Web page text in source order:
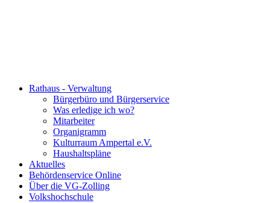
Rathaus - Verwaltung
Bürgerbüro und Bürgerservice
Was erledige ich wo?
Mitarbeiter
Organigramm
Kulturraum Ampertal e.V.
Haushaltspläne
Aktuelles
Behördenservice Online
Über die VG-Zolling
Volkshochschule